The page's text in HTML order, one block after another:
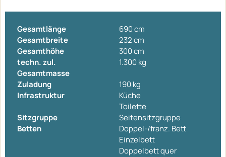
Gesamtlänge
690 cm
Gesamtbreite
232 cm
Gesamthöhe
300 cm
techn. zul.
Gesamtmasse
1.300 kg
Zuladung
190 kg
Infrastruktur
Küche
Toilette
Sitzgruppe
Seitensitzgruppe
Betten
Doppel-/franz. Bett
Einzelbett
Doppelbett quer